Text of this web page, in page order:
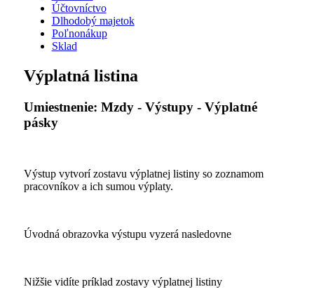
Účtovníctvo
Dlhodobý majetok
Poľnonákup
Sklad
Výplatná listina
Umiestnenie: Mzdy - Výstupy - Výplatné
pásky
Výstup vytvorí zostavu výplatnej listiny so zoznamom
pracovníkov a ich sumou výplaty.
Úvodná obrazovka výstupu vyzerá nasledovne
Nižšie vidíte príklad zostavy výplatnej listiny